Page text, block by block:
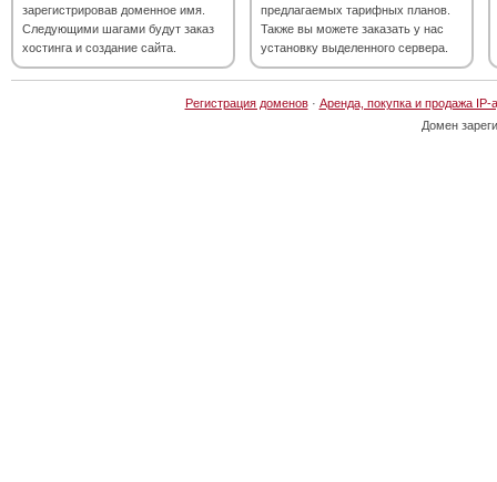
зарегистрировав доменное имя.
Следующими шагами будут заказ
хостинга и создание сайта.
предлагаемых тарифных планов.
Также вы можете заказать у нас
установку выделенного сервера.
Регистрация доменов· Аренда, покупка и продажа IP-
Домен